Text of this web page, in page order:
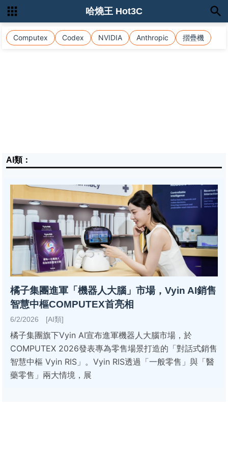
Computex Codex NVIDIA Anthropic 摺疊機
哈燒王 Hot3C
AI類：
橘子集團進軍「機器人大腦」市場，Vyin AI銷售
智慧中樞COMPUTEX首亮相
6/2/2026 [AI類]
橘子集團旗下Vyin AI宣布進軍機器人大腦市場，於
COMPUTEX 2026發表專為零售場景打造的「對話式銷售
智慧中樞 Vyin RIS」。Vyin RIS透過「一般零售」與「醫
藥零售」兩大情境，展